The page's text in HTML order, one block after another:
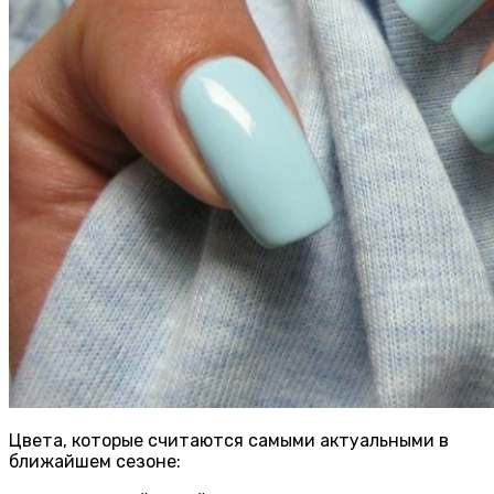
Цвета, которые считаются самыми актуальными в
ближайшем сезоне: